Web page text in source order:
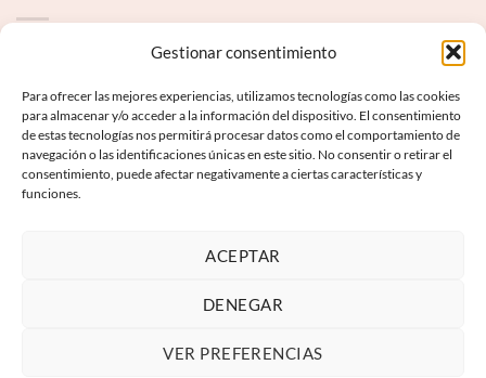
Gestionar consentimiento
Para ofrecer las mejores experiencias, utilizamos tecnologías como las cookies
para almacenar y/o acceder a la información del dispositivo. El consentimiento
de estas tecnologías nos permitirá procesar datos como el comportamiento de
navegación o las identificaciones únicas en este sitio. No consentir o retirar el
consentimiento, puede afectar negativamente a ciertas características y
funciones.
ACEPTAR
DENEGAR
VER PREFERENCIAS
INFORMACIÓ LEGAL
Avís Legal